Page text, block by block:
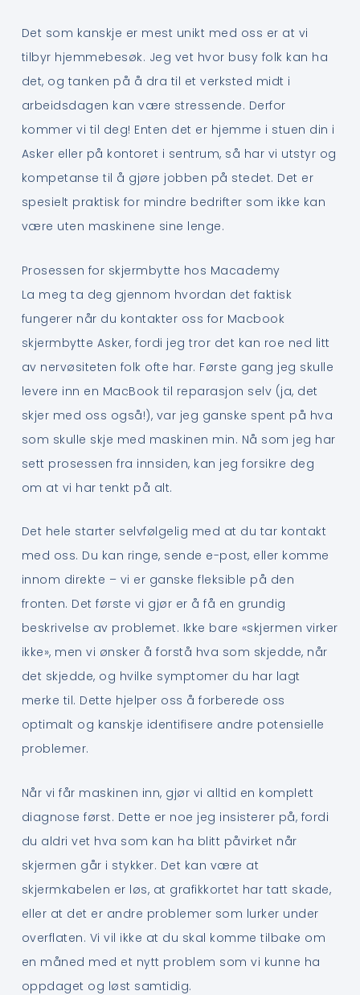
Det som kanskje er mest unikt med oss er at vi
tilbyr hjemmebesøk. Jeg vet hvor busy folk kan ha
det, og tanken på å dra til et verksted midt i
arbeidsdagen kan være stressende. Derfor
kommer vi til deg! Enten det er hjemme i stuen din i
Asker eller på kontoret i sentrum, så har vi utstyr og
kompetanse til å gjøre jobben på stedet. Det er
spesielt praktisk for mindre bedrifter som ikke kan
være uten maskinene sine lenge.
Prosessen for skjermbytte hos Macademy
La meg ta deg gjennom hvordan det faktisk
fungerer når du kontakter oss for Macbook
skjermbytte Asker, fordi jeg tror det kan roe ned litt
av nervøsiteten folk ofte har. Første gang jeg skulle
levere inn en MacBook til reparasjon selv (ja, det
skjer med oss også!), var jeg ganske spent på hva
som skulle skje med maskinen min. Nå som jeg har
sett prosessen fra innsiden, kan jeg forsikre deg
om at vi har tenkt på alt.
Det hele starter selvfølgelig med at du tar kontakt
med oss. Du kan ringe, sende e-post, eller komme
innom direkte – vi er ganske fleksible på den
fronten. Det første vi gjør er å få en grundig
beskrivelse av problemet. Ikke bare «skjermen virker
ikke», men vi ønsker å forstå hva som skjedde, når
det skjedde, og hvilke symptomer du har lagt
merke til. Dette hjelper oss å forberede oss
optimalt og kanskje identifisere andre potensielle
problemer.
Når vi får maskinen inn, gjør vi alltid en komplett
diagnose først. Dette er noe jeg insisterer på, fordi
du aldri vet hva som kan ha blitt påvirket når
skjermen går i stykker. Det kan være at
skjermkabelen er løs, at grafikkortet har tatt skade,
eller at det er andre problemer som lurker under
overflaten. Vi vil ikke at du skal komme tilbake om
en måned med et nytt problem som vi kunne ha
oppdaget og løst samtidig.